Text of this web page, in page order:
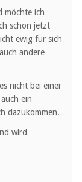
möchte ich
schon jetzt
ewig für sich
andere
nicht bei einer
ein
dazukommen.
wird